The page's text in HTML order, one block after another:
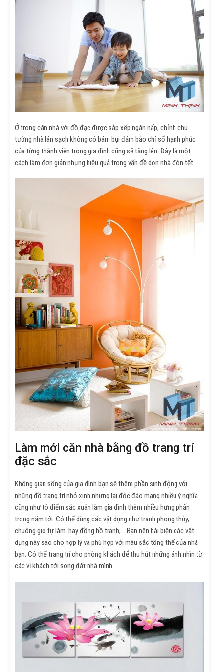
Ở trong căn nhà với đồ đạc được sắp xếp ngăn nấp, chỉnh chu
tường nhà lán sạch không có bám bụi đảm bảo chỉ số hạnh phúc
của từng thành viên trong gia đình cũng sẽ tăng lên. Đây là một
cách làm đơn giản nhưng hiệu quả trong vấn đề dọn nhà đón tết.
Làm mới căn nhà bằng đồ trang trí
đặc sắc
Không gian sống của gia đình bạn sẽ thêm phần sinh động với
những đồ trang trí nhỏ xinh nhưng lại độc đáo mang nhiều ý nghĩa
cũng như tô điểm sắc xuân làm gia đình thêm nhiều hưng phấn
trong năm tới. Có thể dùng các vật dụng như tranh phong thủy,
chuông gió tự làm, hay đồng hồ tranh,… Bạn nên bài biện các vật
dụng này sao cho hợp lý và phù hợp với màu sắc tổng thể của nhà
bạn. Có thể trang trí cho phòng khách để thu hút những ánh nhìn từ
các vị khách tới song đất nhà mình.